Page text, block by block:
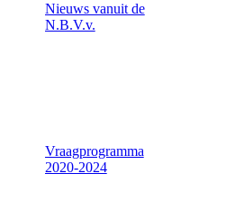
Nieuws vanuit de
N.B.V.v.
Vraagprogramma
2020-2024